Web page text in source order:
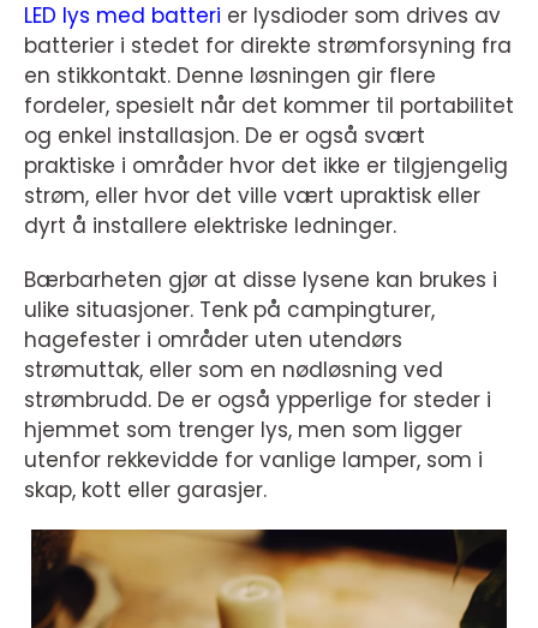
LED lys med batteri er lysdioder som drives av
batterier i stedet for direkte strømforsyning fra
en stikkontakt. Denne løsningen gir flere
fordeler, spesielt når det kommer til portabilitet
og enkel installasjon. De er også svært
praktiske i områder hvor det ikke er tilgjengelig
strøm, eller hvor det ville vært upraktisk eller
dyrt å installere elektriske ledninger.
Bærbarheten gjør at disse lysene kan brukes i
ulike situasjoner. Tenk på campingturer,
hagefester i områder uten utendørs
strømuttak, eller som en nødløsning ved
strømbrudd. De er også ypperlige for steder i
hjemmet som trenger lys, men som ligger
utenfor rekkevidde for vanlige lamper, som i
skap, kott eller garasjer.